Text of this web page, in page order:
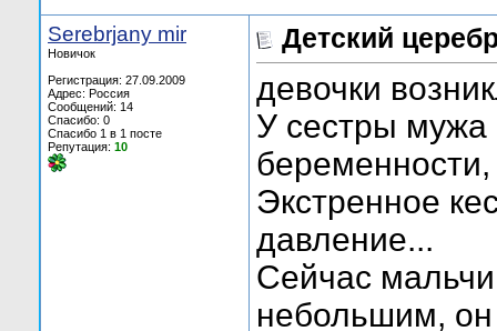
Serebrjany mir
Новичок
Регистрация: 27.09.2009
Адрес: Россия
Сообщений: 14
Спасибо: 0
Спасибо 1 в 1 посте
Репутация: 10
Детский
девочки
У сестры мужа
Экстренное
давление...
Сейчас
небольшим, он